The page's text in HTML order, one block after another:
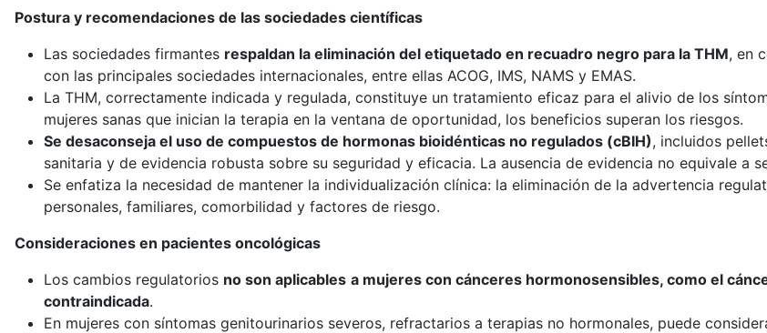
Postura y recomendaciones de las sociedades científicas
Las sociedades firmantes respaldan la eliminación del etiquetado en recuadro negro para la THM, en
con las principales sociedades internacionales, entre ellas ACOG, IMS, NAMS y EMAS.
La THM, correctamente indicada y regulada, constituye un tratamiento eficaz para el alivio de los
mujeres sanas que inician la terapia en la ventana de oportunidad, los beneficios superan los riesgos.
Se desaconseja el uso de compuestos de hormonas bioidénticas no regulados (cBIH), incluidos
sanitaria y de evidencia robusta sobre su seguridad y eficacia. La ausencia de evidencia no equivale a
Se enfatiza la necesidad de mantener la individualización clínica: la eliminación de la advertencia
personales, familiares, comorbilidad y factores de riesgo.
Consideraciones en pacientes oncológicas
Los cambios regulatorios no son aplicables a mujeres con cánceres hormonosensibles, como el
contraindicada.
En mujeres con síntomas genitourinarios severos, refractarios a terapias no hormonales, puede